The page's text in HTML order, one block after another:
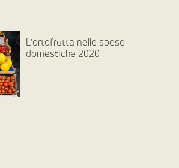
L’ortofrutta nelle spese
domestiche 2020